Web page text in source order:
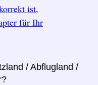
ist,
für Ihr
/ Abflugland /